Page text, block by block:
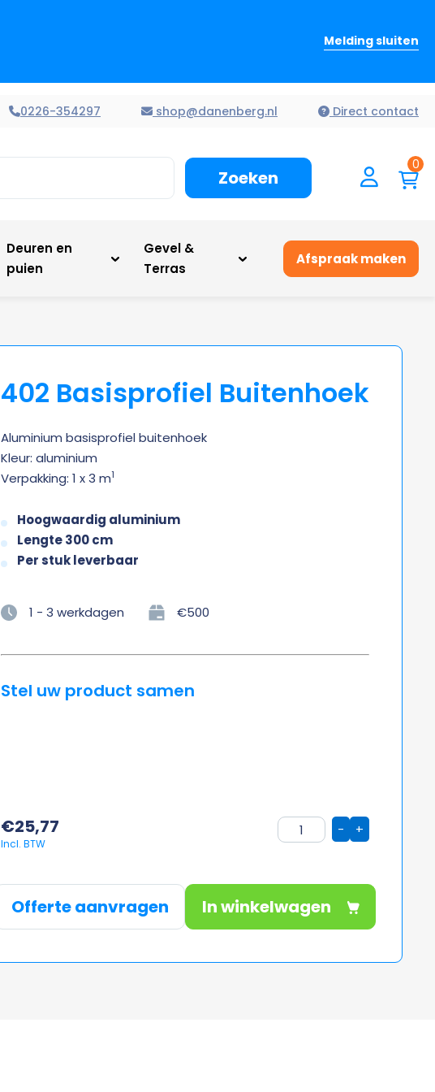
Melding sluiten
0226-354297 shop@danenberg.nl Direct contact
Zoeken
0
Deuren en
puien
Gevel &
Terras
Afspraak maken
402 Basisprofiel Buitenhoek
Aluminium basisprofiel buitenhoek
Kleur: aluminium
Verpakking: 1 x 3 m1
Hoogwaardig aluminium
Lengte 300 cm
Per stuk leverbaar
1 - 3 werkdagen €500
Stel uw product samen
€25,77 +
-
Offerte aanvragen In winkelwagen